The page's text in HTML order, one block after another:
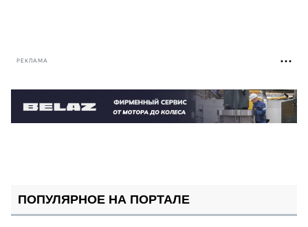
РЕКЛАМА
ПОПУЛЯРНОЕ НА ПОРТАЛЕ